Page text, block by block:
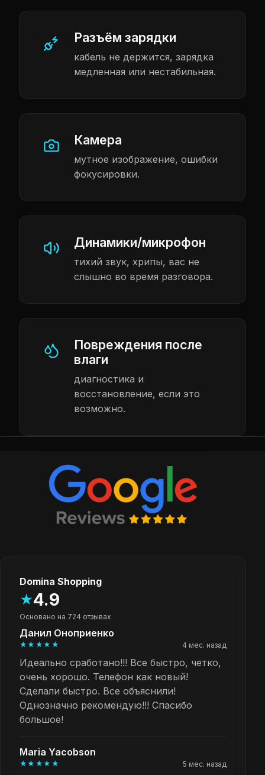
Разъём зарядки
кабель не держится, зарядка
медленная или нестабильная.
Камера
мутное изображение, ошибки
фокусировки.
Динамики/микрофон
тихий звук, хрипы, вас не
слышно во время разговора.
Повреждения после
влаги
диагностика и
восстановление, если это
возможно.
Domina Shopping
★4.9
Основано на 724 отзывах
Данил Оноприенко
★★★★★ 4 мес. назад
Идеально сработано!!! Все быстро, четко,
очень хорошо. Телефон как новый!
Сделали быстро. Все объяснили!
Однозначно рекомендую!!! Спасибо
большое!
Maria Yacobson
★★★★★ 5 мес. назад